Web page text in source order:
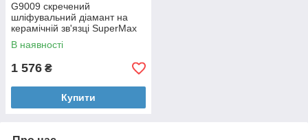
G9009 скречений
шліфувальний діамант на
керамічній зв'язці SuperMax
В наявності
1 576 ₴
Купити